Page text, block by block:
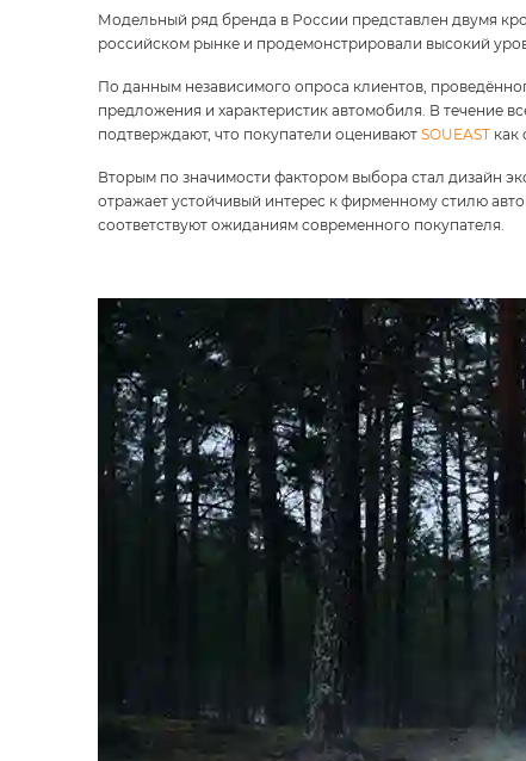
Модельный ряд бренда в России представлен двумя
российском рынке и продемонстрировали высокий
По данным независимого опроса клиентов,
предложения и характеристик автомобиля. В течение
подтверждают, что покупатели оцениваютSOUEAST как
Вторым по значимости фактором выбора стал дизайн
отражает устойчивый интерес к фирменному стилю
соответствуют ожиданиям современного покупателя.